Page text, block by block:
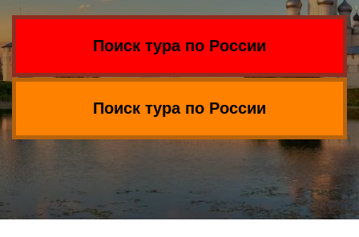
Поиск тура по России
Поиск тура по России